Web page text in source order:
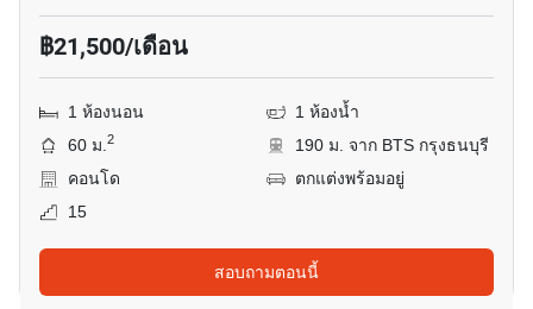
฿21,500/เดือน
1 ห้องนอน
1 ห้องน้ำ
60 ม.2
190 ม. จาก BTS กรุงธนบุรี
คอนโด
ตกแต่งพร้อมอยู่
15
สอบถามตอนนี้